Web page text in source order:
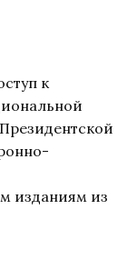
к
изданиям из